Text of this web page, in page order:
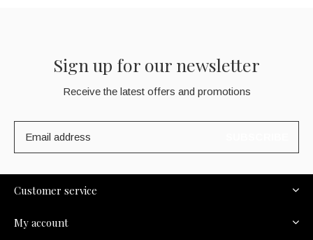
Sign up for our newsletter
Receive the latest offers and promotions
Customer service
My account